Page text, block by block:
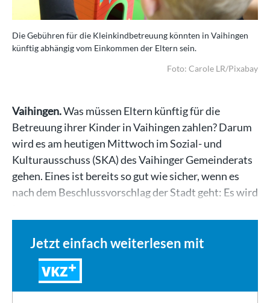
Die Gebühren für die Kleinkindbetreuung könnten in Vaihingen
künftig abhängig vom Einkommen der Eltern sein.
Foto: Carole LR/Pixabay
Vaihingen.Was müssen Eltern künftig für die
Betreuung ihrer Kinder in Vaihingen zahlen? Darum
wird es am heutigen Mittwoch im Sozial- und
Kulturausschuss (SKA) des Vaihinger Gemeinderats
gehen. Eines ist bereits so gut wie sicher, wenn es
nach dem Beschlussvorschlag der Stadt geht: Es wird
Jetzt einfach weiterlesen mit
VKZ